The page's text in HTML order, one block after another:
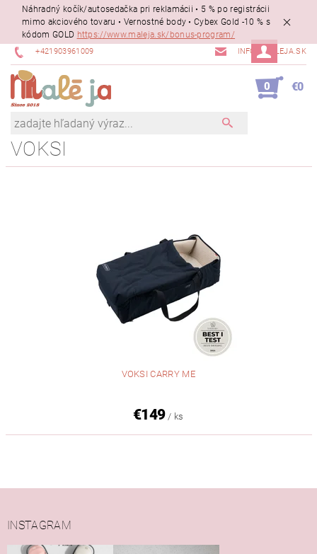
Náhradný kočík/autosedačka pri reklamácii • 5 % po registrácii
mimo akciového tovaru • Vernostné body • Cybex Gold -10 % s
kódom GOLD https://www.maleja.sk/bonus-program/
+421903961009 INFO@MALEJA.SK
0 €0
VOKSI
VOKSI CARRY ME
€149 / ks
INSTAGRAM